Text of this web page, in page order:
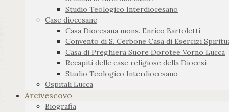
Studio Teologico Interdiocesano
Case diocesane
Casa Diocesana mons. Enrico Bartoletti
Convento di S. Cerbone Casa di Esercizi
Casa di Preghiera Suore Dorotee Vorno Lucca
Recapiti delle case religiose della Diocesi
Studio Teologico Interdiocesano
Ospitali Lucca
Arcivescovo
Biografia